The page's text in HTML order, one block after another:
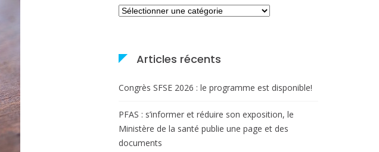
Catégories
Articles récents
Congrès SFSE 2026 : le programme est disponible!
PFAS : s’informer et réduire son exposition, le
Ministère de la santé publie une page et des
documents